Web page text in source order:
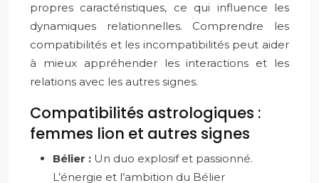
propres caractéristiques, ce qui influence les
dynamiques relationnelles. Comprendre les
compatibilités et les incompatibilités peut aider
à mieux appréhender les interactions et les
relations avec les autres signes.
Compatibilités astrologiques :
femmes lion et autres signes
Bélier : Un duo explosif et passionné.
L’énergie et l’ambition du Bélier